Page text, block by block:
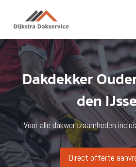
inhoud
Dakdekker
den
Voor alle dakwerkzaamheden
Direct offerte